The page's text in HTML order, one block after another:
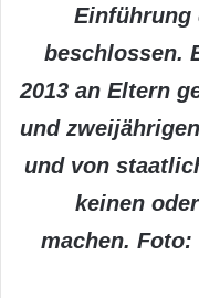
Einführung
beschlossen.
2013 an Eltern
und
und von
keinen
machen.